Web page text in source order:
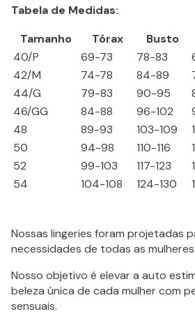
Tabela de Medidas:
Tamanho
Tórax Busto
40/P
69-73 78-83
42/M
74-78 84-89
44/G
79-83 90-95
46/GG
84-88 96-102
48
89-93 103-109
50
94-98 110-116
52
99-103 117-123
54
104-108 124-130
Nossas lingeries foram projetadas
necessidades de todas as mulheres.
Nosso objetivo é elevar a auto
beleza única de cada mulher com
sensuais.